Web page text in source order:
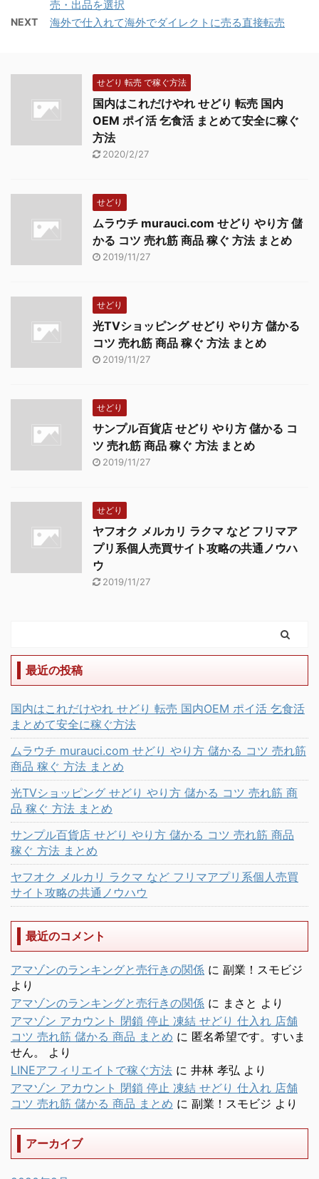
的に日本のアマゾンと同
じです。ですので、決ま
ト停止になると、ライフ
ラインが失われてしまう
ので、事前に気をつける
べき点について、押さえ
ておきましょう。
Amazon からの評価基準
をしていくと、Amazon
からのいい評価をいただ
くことができます。以下
で、どんな評価の対象が
あるかをお伝えします。
rate（注文欠陥 ...
たほうがいいんじゃない
かというと、アメリカに
はAmazonがあります
が、ebayという世界最大
のオークションサイトも
たり、ヤフオクで購入し
たりするよりも、アメリ
カのebayから仕入れて、
売・出品を選択
NEXT 海外で仕入れて海外でダイレクトに売る直接転売
せどり 転売 で稼ぐ方法
国内はこれだけやれ せどり 転売 国内
OEM ポイ活 乞食活 まとめて安全に稼ぐ
方法
2020/2/27
せどり
ムラウチ murauci.com せどり やり方 儲
かる コツ 売れ筋 商品 稼ぐ 方法 まとめ
2019/11/27
せどり
光TVショッピング せどり やり方 儲かる
コツ 売れ筋 商品 稼ぐ 方法 まとめ
2019/11/27
せどり
サンプル百貨店 せどり やり方 儲かる コ
ツ 売れ筋 商品 稼ぐ 方法 まとめ
2019/11/27
せどり
ヤフオク メルカリ ラクマ など フリマア
プリ系個人売買サイト攻略の共通ノウハ
ウ
2019/11/27
最近の投稿
国内はこれだけやれ せどり 転売 国内OEM ポイ活 乞食活
まとめて安全に稼ぐ方法
ムラウチ murauci.com せどり やり方 儲かる コツ 売れ筋
商品 稼ぐ 方法 まとめ
光TVショッピング せどり やり方 儲かる コツ 売れ筋 商
品 稼ぐ 方法 まとめ
サンプル百貨店 せどり やり方 儲かる コツ 売れ筋 商品
稼ぐ 方法 まとめ
ヤフオク メルカリ ラクマ など フリマアプリ系個人売買
サイト攻略の共通ノウハウ
最近のコメント
アマゾンのランキングと売行きの関係 に 副業！スモビジ
より
アマゾンのランキングと売行きの関係 に まさと より
アマゾン アカウント 閉鎖 停止 凍結 せどり 仕入れ 店舗
コツ 売れ筋 儲かる 商品 まとめ に 匿名希望です。すいま
せん。
より
LINEアフィリエイトで稼ぐ方法 に 井林 孝弘 より
アマゾン アカウント 閉鎖 停止 凍結 せどり 仕入れ 店舗
コツ 売れ筋 儲かる 商品 まとめ に 副業！スモビジ より
アーカイブ